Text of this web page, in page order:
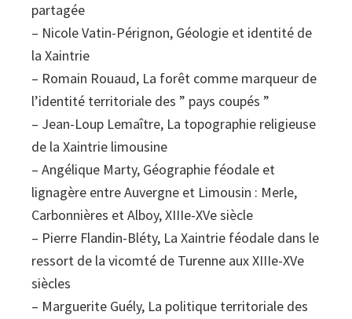
partagée
– Nicole Vatin-Pérignon, Géologie et identité de
la Xaintrie
– Romain Rouaud, La forêt comme marqueur de
l’identité territoriale des ” pays coupés ”
– Jean-Loup Lemaître, La topographie religieuse
de la Xaintrie limousine
– Angélique Marty, Géographie féodale et
lignagère entre Auvergne et Limousin : Merle,
Carbonnières et Alboy, XIIIe-XVe siècle
– Pierre Flandin-Bléty, La Xaintrie féodale dans le
ressort de la vicomté de Turenne aux XIIIe-XVe
siècles
– Marguerite Guély, La politique territoriale des